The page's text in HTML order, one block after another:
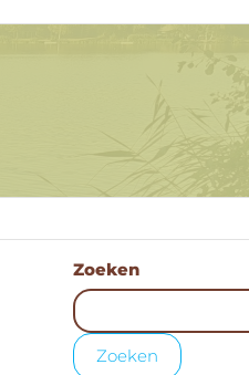
Zoeken
Zoeken